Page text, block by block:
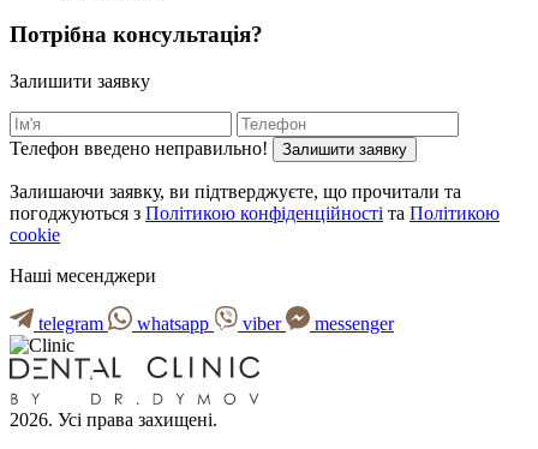
Потрібна консультація?
Залишити заявку
Телефон введено неправильно! Залишити заявку
Залишаючи заявку, ви підтверджуєте, що прочитали та
погоджуються з Політикою конфіденційності та Політикою
cookie
Наші месенджери
telegram whatsapp viber messenger
2026. Усі права захищені.